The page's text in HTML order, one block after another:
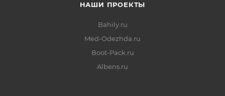
НАШИ ПРОЕКТЫ
Bahily.ru
Med-Odezhda.ru
Boot-Pack.ru
Albens.ru